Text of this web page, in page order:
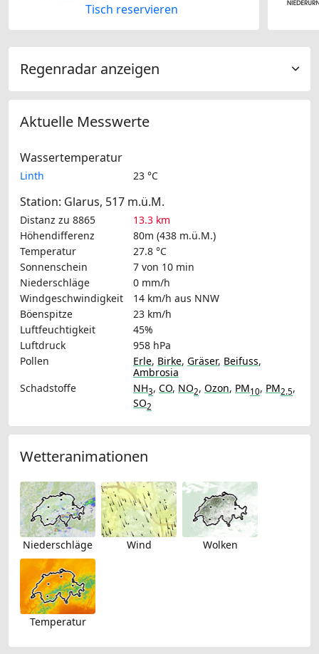
Tisch reservieren
Regenradar anzeigen
Aktuelle Messwerte
Wassertemperatur
Linth 23 °C
Station: Glarus, 517 m.ü.M.
Distanz zu 8865
13.3 km
Höhendifferenz
80m (438 m.ü.M.)
Temperatur
27.8 °C
Sonnenschein
7 von 10 min
Niederschläge
0 mm/h
Windgeschwindigkeit
14 km/h aus NNW
Böenspitze
23 km/h
Luftfeuchtigkeit
45%
Luftdruck
958 hPa
Pollen
Erle, Birke, Gräser, Beifuss,
Ambrosia
Schadstoffe
NH3, CO, NO2, Ozon, PM10, PM2.5,
SO2
Wetteranimationen
Niederschläge Wind Wolken
Temperatur